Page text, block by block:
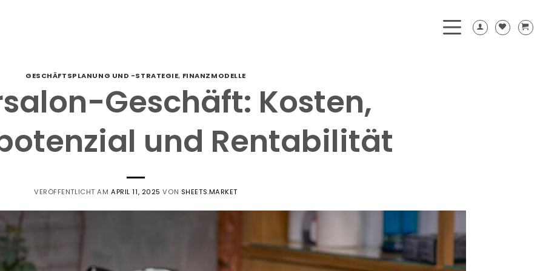
GESCHÄFTSPLANUNG UND -STRATEGIE, FINANZMODELLE
Geschäft: Kosten,
und Rentabilität
VERÖFFENTLICHT AMAPRIL 11, 2025 VON SHEETS.MARKET